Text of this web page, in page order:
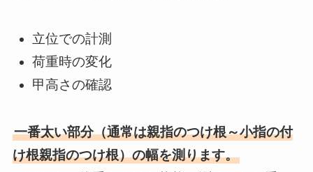
立位での計測
荷重時の変化
甲高さの確認
一番太い部分（通常は親指のつけ根～小指の付
け根親指のつけ根）の幅を測ります。